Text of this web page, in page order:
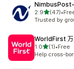
2.9滿分 5 顆星
(47)
共有 47 則評價
•
Trusted by
WorldFirst 万
1.0滿分 5 顆星
(1)
共有 1 則評價
•Free
Help cross-